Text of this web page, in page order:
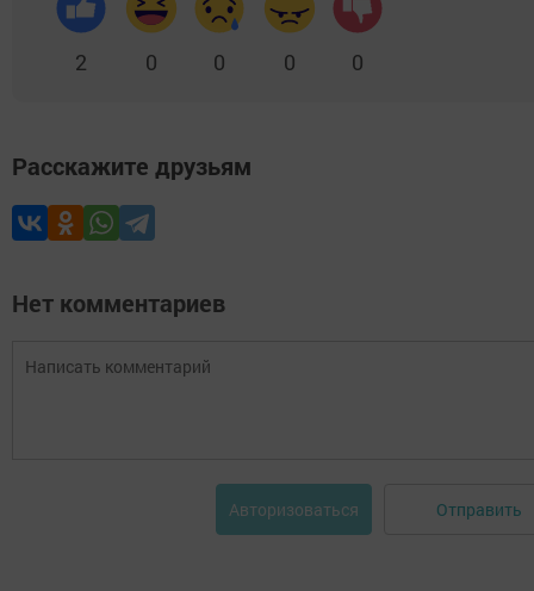
2 0 0 0 0
Расскажите друзьям
Нет комментариев
Авторизоваться Отправить